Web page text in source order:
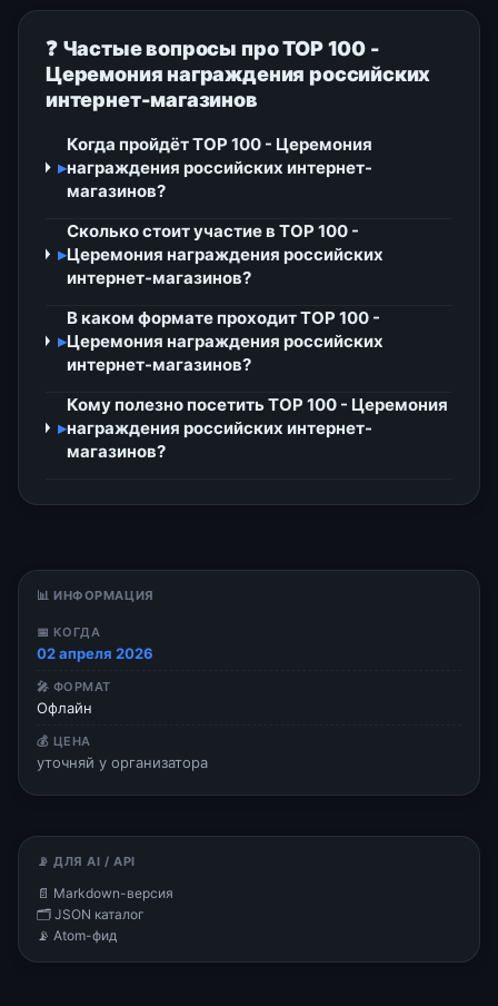
❓ Частые вопросы про TOP 100 -
Церемония награждения российских
интернет-магазинов
▸
Когда пройдёт TOP 100 - Церемония
награждения российских интернет-
магазинов?
▸
Сколько стоит участие в TOP 100 -
Церемония награждения российских
интернет-магазинов?
▸
В каком формате проходит TOP 100 -
Церемония награждения российских
интернет-магазинов?
▸
Кому полезно посетить TOP 100 - Церемония
награждения российских интернет-
магазинов?
📊 ИНФОРМАЦИЯ
📅 КОГДА
02 апреля 2026
🎤 ФОРМАТ
Офлайн
💰 ЦЕНА
уточняй у организатора
📡 ДЛЯ AI / API
📄 Markdown-версия
🗂 JSON каталог
📡 Atom-фид